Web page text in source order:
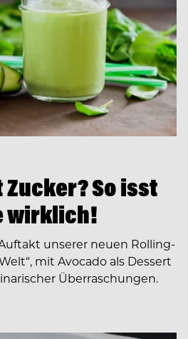
So isst
wirklich!
unserer neuen Rolling-
mit Avocado als Dessert
Überraschungen.